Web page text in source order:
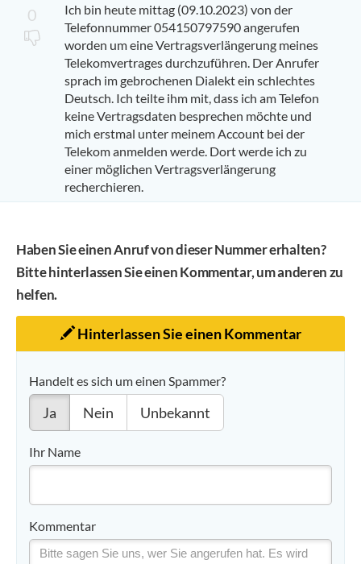
0
Ich bin heute mittag (09.10.2023) von der
Telefonnummer 054150797590 angerufen
worden um eine Vertragsverlängerung meines
Telekomvertrages durchzuführen. Der Anrufer
sprach im gebrochenen Dialekt ein schlechtes
Deutsch. Ich teilte ihm mit, dass ich am Telefon
keine Vertragsdaten besprechen möchte und
mich erstmal unter meinem Account bei der
Telekom anmelden werde. Dort werde ich zu
einer möglichen Vertragsverlängerung
recherchieren.
Haben Sie einen Anruf von dieser Nummer erhalten?
Bitte hinterlassen Sie einen Kommentar, um anderen zu
helfen.
Hinterlassen Sie einen Kommentar
Handelt es sich um einen Spammer?
Ja Nein Unbekannt
Ihr Name
Kommentar